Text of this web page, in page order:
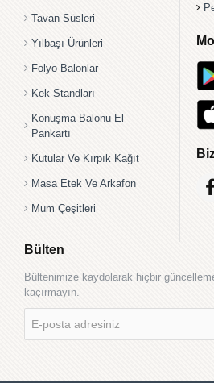
Tavan Süsleri
Yılbaşı Ürünleri
Folyo Balonlar
Kek Standları
Konuşma Balonu El
Pankartı
Kutular Ve Kırpık Kağıt
Masa Etek Ve Arkafon
Mum Çeşitleri
Bülten
Bültenimize kaydolarak hiçbir
kaçırmayın.
posta
adresiniz